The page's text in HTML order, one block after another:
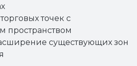
точек с
пространством
существующих зон